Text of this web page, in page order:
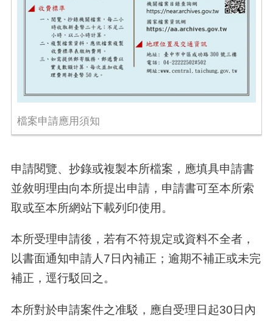
檔案申請應用須知
申請閱覽、抄錄或複製本所檔案，應填具申請書
並敘明理由向本所提出申請，申請書可至本所索
取或至本所網站下載列印使用。
本所受理申請後，若有不符規定或資料不全者，
以書面通知申請人7日內補正；逾期不補正或未完
補正，逕行駁回之。
本所對於申請案件之准駁，應自受理日起30日內